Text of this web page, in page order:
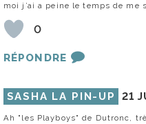
moi j’ai a peine le temps de me
0
RÉPONDRE
SASHA LA PIN-UP 21
Ah "les Playboys" de Dutronc,